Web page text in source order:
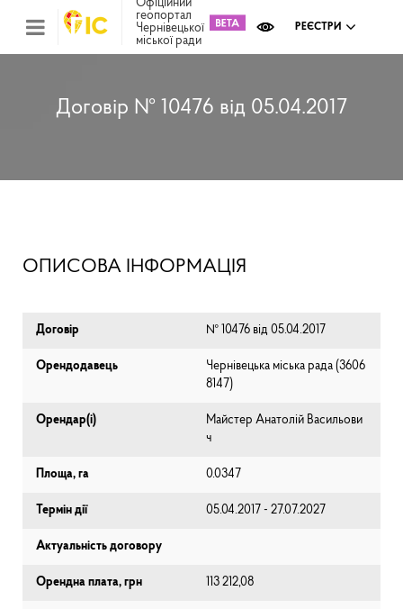
Офіційний
геопортал
Чернівецької
міської ради
РЕЄСТРИ
Договір № 10476 від 05.04.2017
ОПИСОВА ІНФОРМАЦІЯ
Договір № 10476 від 05.04.2017
Орендодавець
Чернівецька міська рада (⁨3606
8147⁩)
Орендар(і)
Майстер Анатолій Васильови
ч
Площа, га 0.0347
Термін дії 05.04.2017 - 27.07.2027
Актуальність договору
Орендна плата, грн 113 212,08